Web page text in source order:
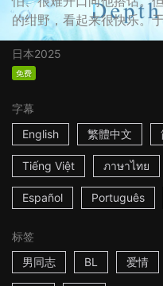
的绀野，看起来很快乐。
日本2025
免费
字幕
English
繁體中文
Tiếng Việt ภาษาไทย
Español Português
标签
男同志
BL 爱情